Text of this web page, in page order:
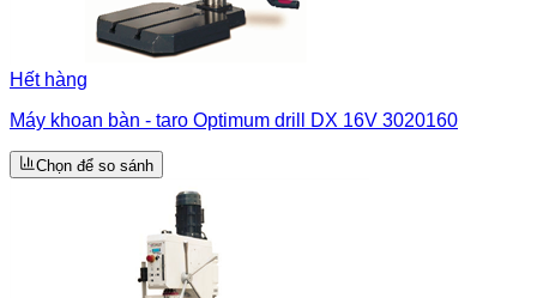
Hết hàng
Máy khoan bàn - taro Optimum drill DX 16V 3020160
Chọn để so sánh